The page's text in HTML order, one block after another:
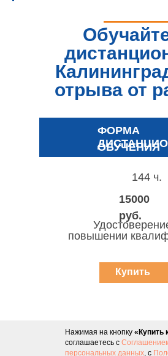
отрыва от
ФОРМА
ОБУЧЕНИЯ
повышении
144 ч.
15000
руб.
Купить
курс
Нажимая на кнопку «Купить
соглашаетесь с
персональных данных, с